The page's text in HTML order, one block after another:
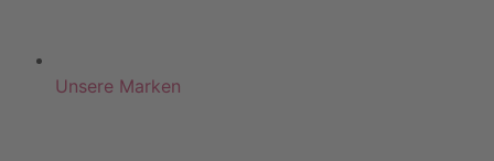
Unsere Marken